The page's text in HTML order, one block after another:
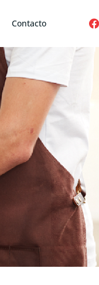
Contacto